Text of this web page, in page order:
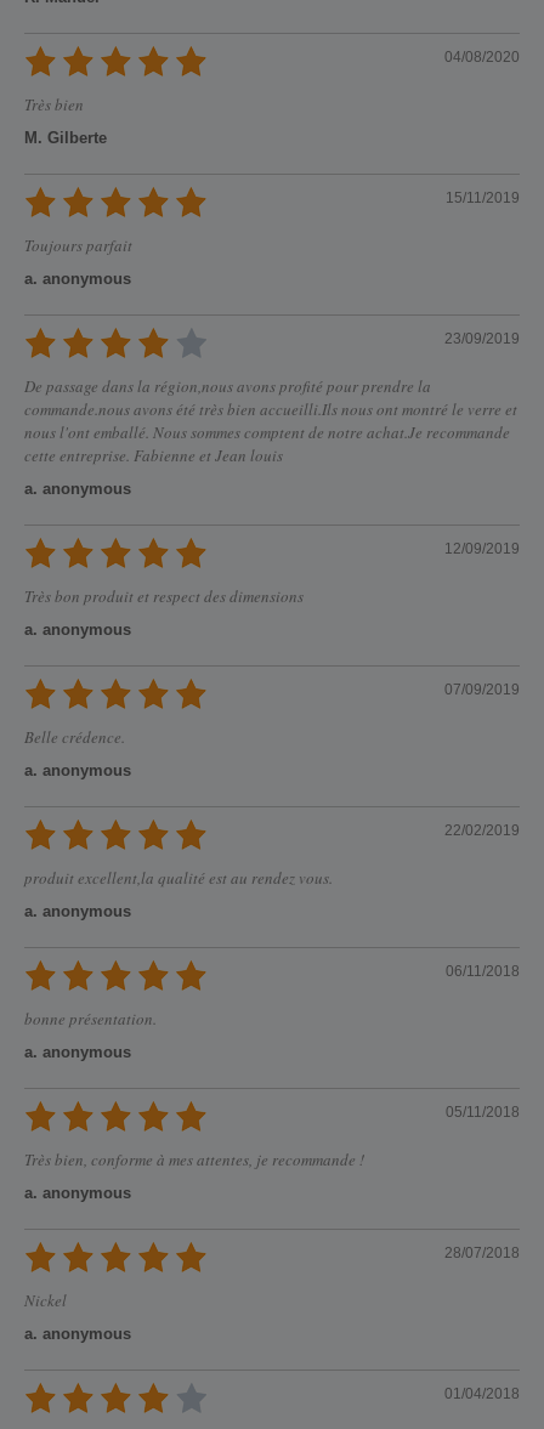
04/08/2020
Très bien
M. Gilberte
15/11/2019
Toujours parfait
a. anonymous
23/09/2019
De passage dans la région,nous avons profité pour prendre la
commande.nous avons été très bien accueilli.Ils nous ont montré le verre et
nous l'ont emballé. Nous sommes comptent de notre achat.Je recommande
cette entreprise. Fabienne et Jean louis
a. anonymous
12/09/2019
Très bon produit et respect des dimensions
a. anonymous
07/09/2019
Belle crédence.
a. anonymous
22/02/2019
produit excellent,la qualité est au rendez vous.
a. anonymous
06/11/2018
bonne présentation.
a. anonymous
05/11/2018
Très bien, conforme à mes attentes, je recommande !
a. anonymous
28/07/2018
Nickel
a. anonymous
01/04/2018